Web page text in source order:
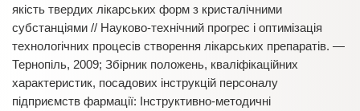
якість твердих лікарських форм з кристалічними
субстанціями // Науково-технічний прогрес і оптимізація
технологічних процесів створення лікарських препаратів. —
Тернопіль, 2009; Збірник положень, кваліфікаційних
характеристик, посадових інструкцій персоналу
підприємств фармації: Інструктивно-методичні